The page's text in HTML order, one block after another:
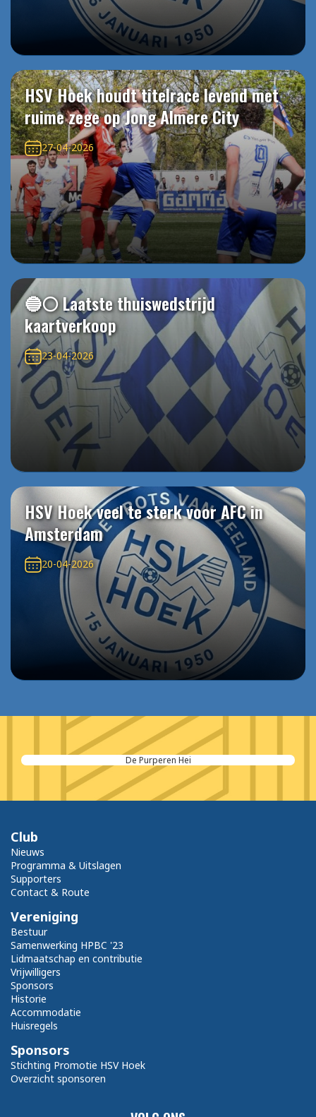
HSV Hoek houdt titelrace levend met
ruime zege op Jong Almere City
27-04-2026
🔵⚪️ Laatste thuiswedstrijd
kaartverkoop
23-04-2026
HSV Hoek veel te sterk voor AFC in
Amsterdam
20-04-2026
De Purperen Hei
Club
Nieuws
Programma & Uitslagen
Supporters
Contact & Route
Vereniging
Bestuur
Samenwerking HPBC '23
Lidmaatschap en contributie
Vrijwilligers
Sponsors
Historie
Accommodatie
Huisregels
Sponsors
Stichting Promotie HSV Hoek
Overzicht sponsoren